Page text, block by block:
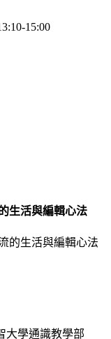
15:00
生活與編輯心法